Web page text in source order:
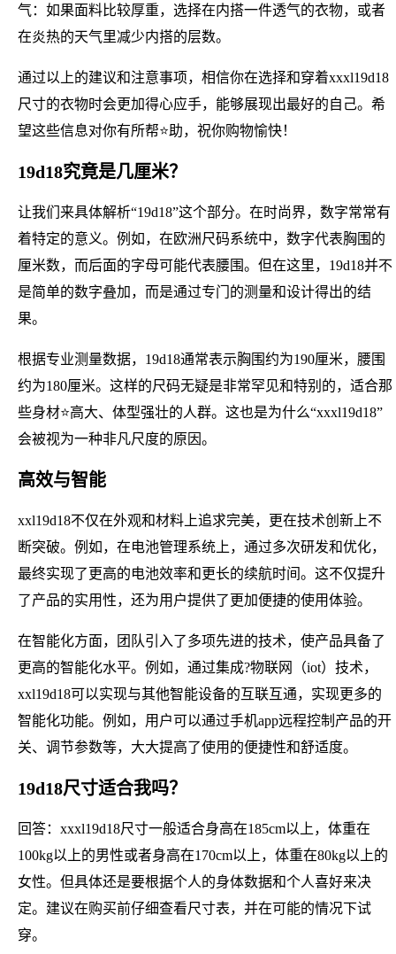
气：如果面料比较厚重，选择在内搭一件透气的衣物，或者
在炎热的天气里减少内搭的层数。
通过以上的建议和注意事项，相信你在选择和穿着xxxl19d18
尺寸的衣物时会更加得心应手，能够展现出最好的自己。希
望这些信息对你有所帮⭐助，祝你购物愉快！
19d18究竟是几厘米？
让我们来具体解析“19d18”这个部分。在时尚界，数字常常有
着特定的意义。例如，在欧洲尺码系统中，数字代表胸围的
厘米数，而后面的字母可能代表腰围。但在这里，19d18并不
是简单的数字叠加，而是通过专门的测量和设计得出的结
果。
根据专业测量数据，19d18通常表示胸围约为190厘米，腰围
约为180厘米。这样的尺码无疑是非常罕见和特别的，适合那
些身材⭐高大、体型强壮的人群。这也是为什么“xxxl19d18”
会被视为一种非凡尺度的原因。
高效与智能
xxl19d18不仅在外观和材料上追求完美，更在技术创新上不
断突破。例如，在电池管理系统上，通过多次研发和优化，
最终实现了更高的电池效率和更长的续航时间。这不仅提升
了产品的实用性，还为用户提供了更加便捷的使用体验。
在智能化方面，团队引入了多项先进的技术，使产品具备了
更高的智能化水平。例如，通过集成?物联网（iot）技术，
xxl19d18可以实现与其他智能设备的互联互通，实现更多的
智能化功能。例如，用户可以通过手机app远程控制产品的开
关、调节参数等，大大提高了使用的便捷性和舒适度。
19d18尺寸适合我吗？
回答：xxxl19d18尺寸一般适合身高在185cm以上，体重在
100kg以上的男性或者身高在170cm以上，体重在80kg以上的
女性。但具体还是要根据个人的身体数据和个人喜好来决
定。建议在购买前仔细查看尺寸表，并在可能的情况下试
穿。